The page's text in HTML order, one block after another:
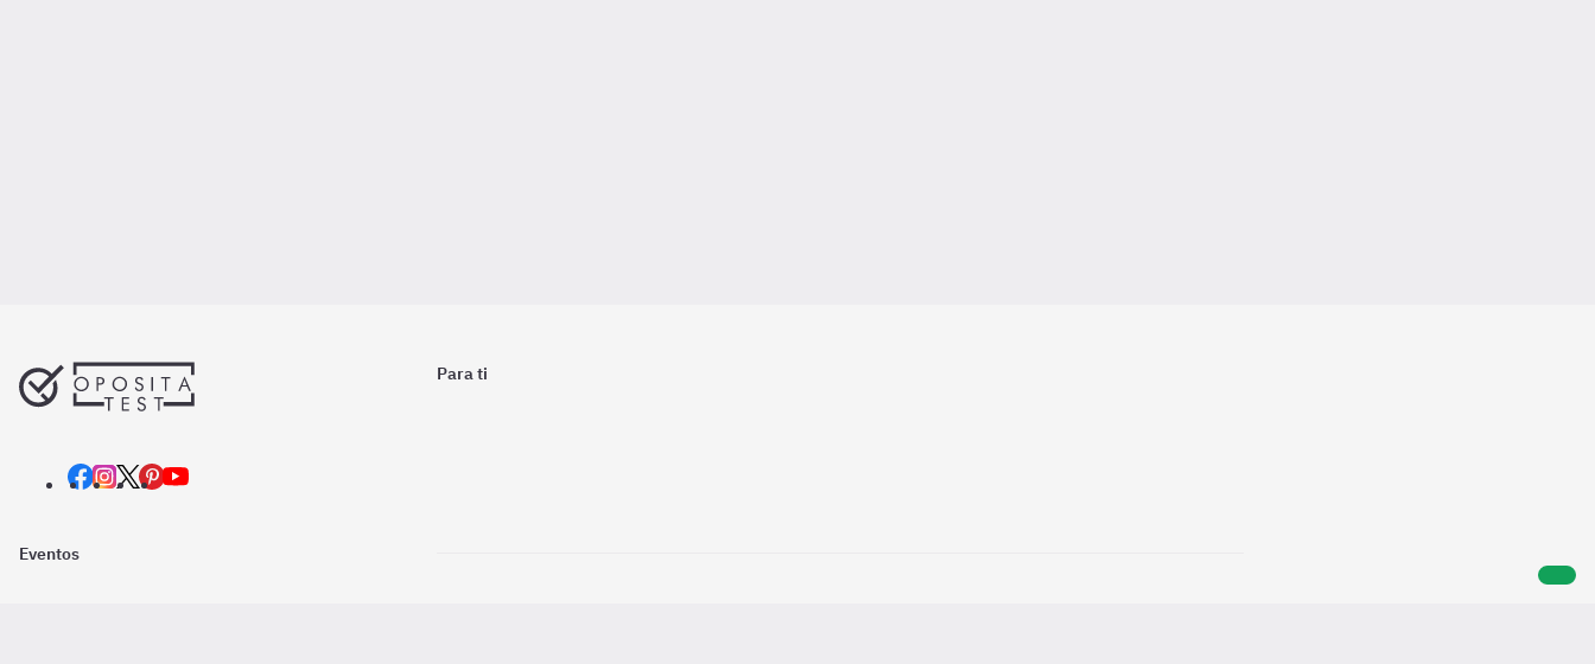
Para ti
Eventos